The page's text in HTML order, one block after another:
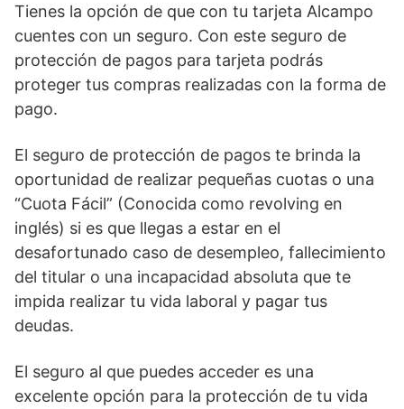
Tienes la opción de que con tu tarjeta Alcampo
cuentes con un seguro. Con este seguro de
protección de pagos para tarjeta podrás
proteger tus compras realizadas con la forma de
pago.
El seguro de protección de pagos te brinda la
oportunidad de realizar pequeñas cuotas o una
“Cuota Fácil” (Conocida como revolving en
inglés) si es que llegas a estar en el
desafortunado caso de desempleo, fallecimiento
del titular o una incapacidad absoluta que te
impida realizar tu vida laboral y pagar tus
deudas.
El seguro al que puedes acceder es una
excelente opción para la protección de tu vida